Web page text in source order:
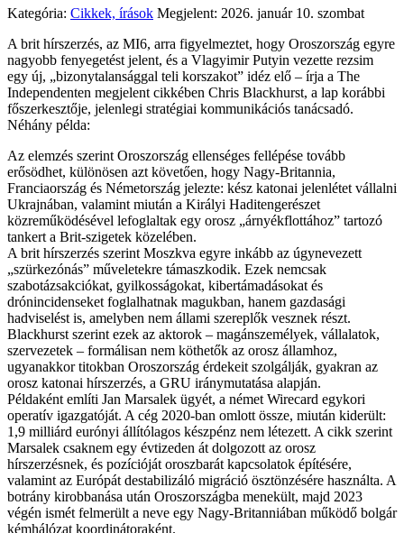
Kategória: Cikkek, írások Megjelent: 2026. január 10. szombat
A brit hírszerzés, az MI6, arra figyelmeztet, hogy Oroszország egyre
nagyobb fenyegetést jelent, és a Vlagyimir Putyin vezette rezsim
egy új, „bizonytalansággal teli korszakot” idéz elő – írja a The
Independenten megjelent cikkében Chris Blackhurst, a lap korábbi
főszerkesztője, jelenlegi stratégiai kommunikációs tanácsadó.
Néhány példa:
Az elemzés szerint Oroszország ellenséges fellépése tovább
erősödhet, különösen azt követően, hogy Nagy-Britannia,
Franciaország és Németország jelezte: kész katonai jelenlétet vállalni
Ukrajnában, valamint miután a Királyi Haditengerészet
közreműködésével lefoglaltak egy orosz „árnyékflottához” tartozó
tankert a Brit-szigetek közelében.
A brit hírszerzés szerint Moszkva egyre inkább az úgynevezett
„szürkezónás” műveletekre támaszkodik. Ezek nemcsak
szabotázsakciókat, gyilkosságokat, kibertámadásokat és
drónincidenseket foglalhatnak magukban, hanem gazdasági
hadviselést is, amelyben nem állami szereplők vesznek részt.
Blackhurst szerint ezek az aktorok – magánszemélyek, vállalatok,
szervezetek – formálisan nem köthetők az orosz államhoz,
ugyanakkor titokban Oroszország érdekeit szolgálják, gyakran az
orosz katonai hírszerzés, a GRU iránymutatása alapján.
Példaként említi Jan Marsalek ügyét, a német Wirecard egykori
operatív igazgatóját. A cég 2020-ban omlott össze, miután kiderült:
1,9 milliárd eurónyi állítólagos készpénz nem létezett. A cikk szerint
Marsalek csaknem egy évtizeden át dolgozott az orosz
hírszerzésnek, és pozícióját oroszbarát kapcsolatok építésére,
valamint az Európát destabilizáló migráció ösztönzésére használta. A
botrány kirobbanása után Oroszországba menekült, majd 2023
végén ismét felmerült a neve egy Nagy-Britanniában működő bolgár
kémhálózat koordinátoraként.